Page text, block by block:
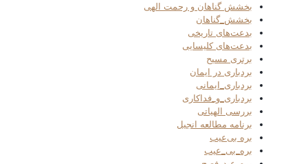
بخشش گناهان و رحمت الهی
بخشش_گناهان
بدعت‌های تاریخی
بدعت‌های کلیسایی
برتری مسیح
بردباری در ایمان
بردباری_ایمانی
بردباری_و_فداکاری
بررسی الهیاتی
برنامه مطالعه انجیل
بره بی‌عیب
بره_بی_عیب